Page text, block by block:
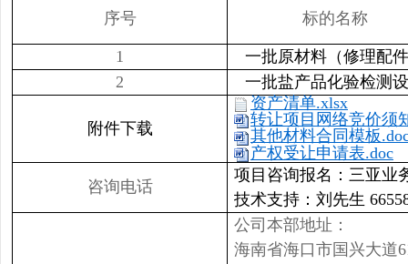
序号 标的名称
1
一批原材料（修理配
2
一批盐产品化验检测
附件下载
资产清单.xlsx
转让项目网络竞价须
其他材料合同模板
产权受让申请表.doc
咨询电话
项目咨询报名：三亚业
技术支持：刘先生
公司本部地址：
海南省海口市国兴大道